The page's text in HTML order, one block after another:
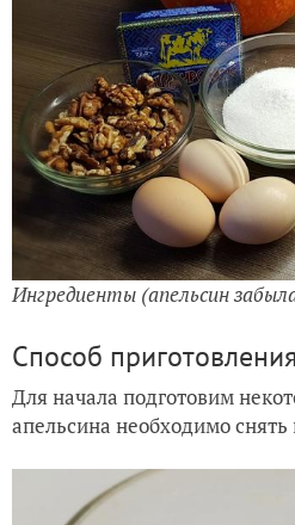
Ингредиенты (апельсин
Способ приготовления
Для начала подготовим
апельсина необходимо снять